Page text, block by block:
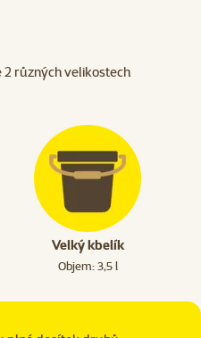
2 různých velikostech
Velký kbelík
Objem: 3,5 l